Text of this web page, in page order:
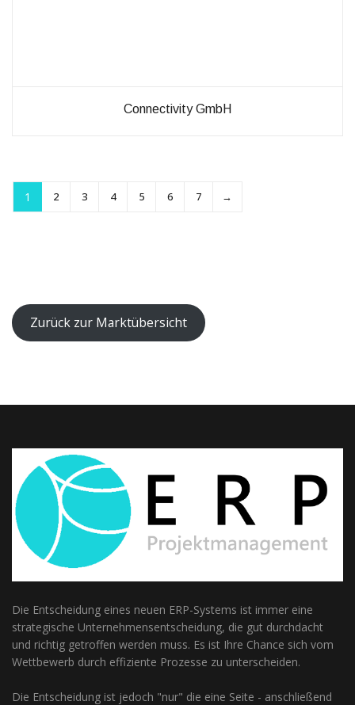
Connectivity GmbH
1 2 3 4 5 6 7 →
Zurück zur Marktübersicht
Die Entscheidung eines neuen ERP-Systems ist immer eine
strategische Unternehmensentscheidung, die gut durchdacht
und richtig getroffen werden muss. Es ist Ihre Chance sich vom
Wettbewerb durch effiziente Prozesse zu unterscheiden.
Die Entscheidung ist jedoch "nur" die eine Seite - anschließend